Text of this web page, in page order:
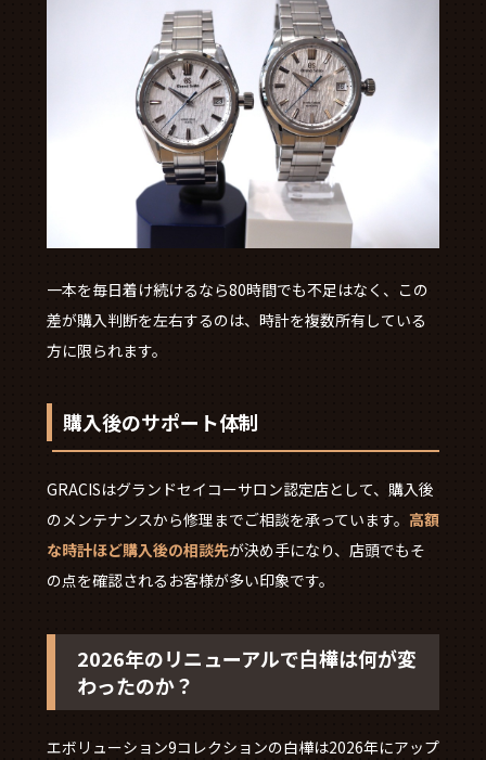
一本を毎日着け続けるなら80時間でも不足はなく、この
差が購入判断を左右するのは、時計を複数所有している
方に限られます。
購入後のサポート体制
GRACISはグランドセイコーサロン認定店として、購入後
のメンテナンスから修理までご相談を承っています。 高額
な時計ほど購入後の相談先が決め手になり、店頭でもそ
の点を確認されるお客様が多い印象です。
2026年のリニューアルで白樺は何が変
わったのか？
エボリューション9コレクションの白樺は2026年にアップ